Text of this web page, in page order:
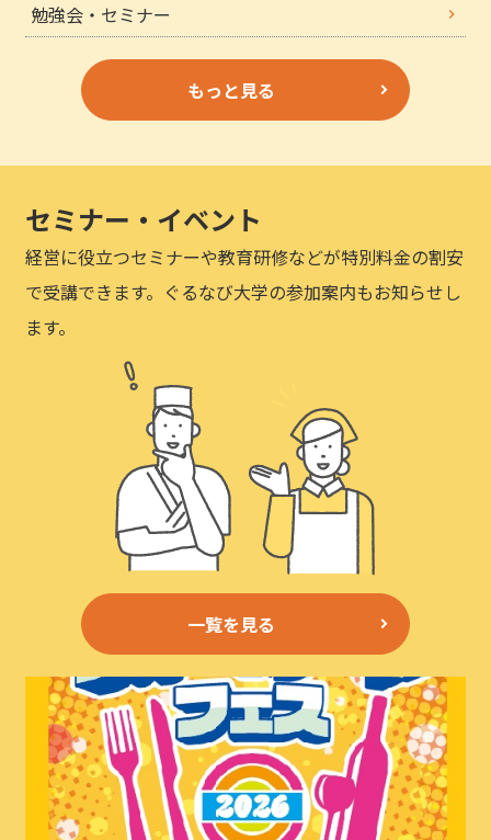
勉強会・セミナー
もっと見る
セミナー・イベント
経営に役立つセミナーや教育研修などが特別料金の割安
で受講できます。ぐるなび大学の参加案内もお知らせし
ます。
一覧を見る